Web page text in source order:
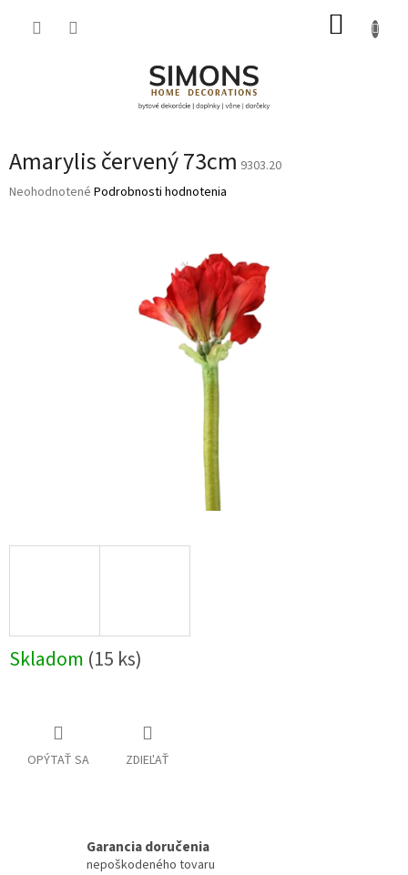
Amarylis červený 73cm 9303.20
Priemerné
Neohodnotené Podrobnosti hodnotenia
Skladom (15 ks)
OPÝTAŤ SA ZDIEĽAŤ
Garancia doručenia
nepoškodeného tovaru